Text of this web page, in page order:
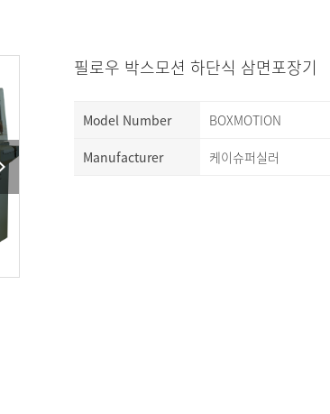
필로우 박스모션 하단식 삼면포장기
Model Number BOXMOTION
Manufacturer 케이슈퍼실러